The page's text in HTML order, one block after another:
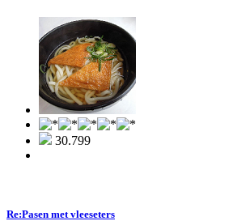
30.799
Re:Pasen met vleeseters